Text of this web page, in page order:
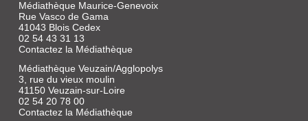
1999
BLOIS
Livre
|
Philippe-
Michel
|
A.
ET
BLAISOIS
Livre
|
Guillon,
Marcel
|
C.L.D.,
1998
Sans
exemplaire
|
Bardon,
|
Communication-
Presse-
Edition,
Médiathèque Maurice-Genevoix
Rue Vasco de Gama
41043 Blois Cedex
02 54 43 31 13
Contactez la Médiathèque
Médiathèque Veuzain/Agglopolys
3, rue du vieux moulin
41150 Veuzain-sur-Loire
02 54 20 78 00
Contactez la Médiathèque